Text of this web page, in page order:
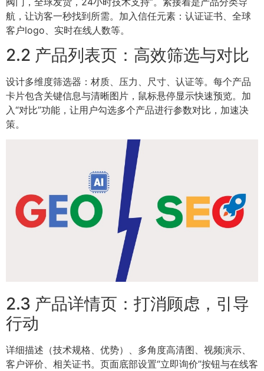
航，让访客一秒找到所需。加入信任元素：认证证书、全球
客户logo、实时在线人数等。
2.2 产品列表页：高效筛选与对比
设计多维度筛选器：材质、压力、尺寸、认证等。每个产品
卡片包含关键信息与清晰图片，鼠标悬停显示快速预览。加
入“对比”功能，让用户勾选多个产品进行参数对比，加速决
策。
2.3 产品详情页：打消顾虑，引导
行动
详细描述（技术规格、优势）、多角度高清图、视频演示、
客户评价、相关证书。页面底部设置“立即询价”按钮与在线客